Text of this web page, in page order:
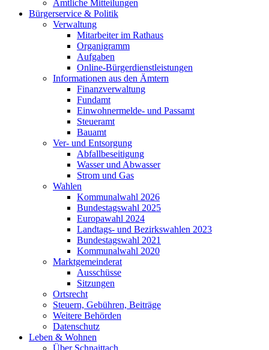
Amtliche Mitteilungen
Bürgerservice & Politik
Verwaltung
Mitarbeiter im Rathaus
Organigramm
Aufgaben
Online-Bürgerdienstleistungen
Informationen aus den Ämtern
Finanzverwaltung
Fundamt
Einwohnermelde- und Passamt
Steueramt
Bauamt
Ver- und Entsorgung
Abfallbeseitigung
Wasser und Abwasser
Strom und Gas
Wahlen
Kommunalwahl 2026
Bundestagswahl 2025
Europawahl 2024
Landtags- und Bezirkswahlen 2023
Bundestagswahl 2021
Kommunalwahl 2020
Marktgemeinderat
Ausschüsse
Sitzungen
Ortsrecht
Steuern, Gebühren, Beiträge
Weitere Behörden
Datenschutz
Leben & Wohnen
Über Schnaittach